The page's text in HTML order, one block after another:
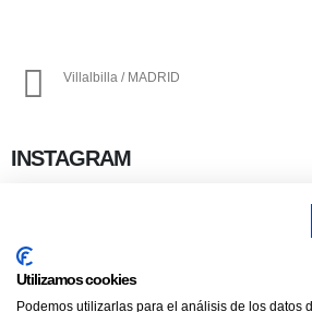
Villalbilla / MADRID
INSTAGRAM
ENLACES
Contacta
Utilizamos cookies
Podemos utilizarlas para el análisis de los datos